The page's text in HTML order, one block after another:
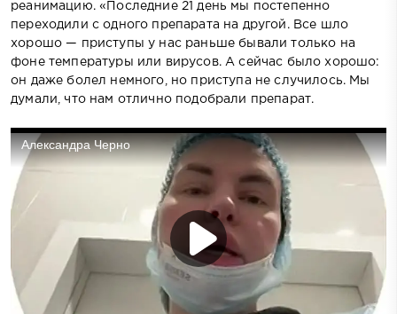
реанимацию. «Последние 21 день мы постепенно
переходили с одного препарата на другой. Все шло
хорошо — приступы у нас раньше бывали только на
фоне температуры или вирусов. А сейчас было хорошо:
он даже болел немного, но приступа не случилось. Мы
думали, что нам отлично подобрали препарат.